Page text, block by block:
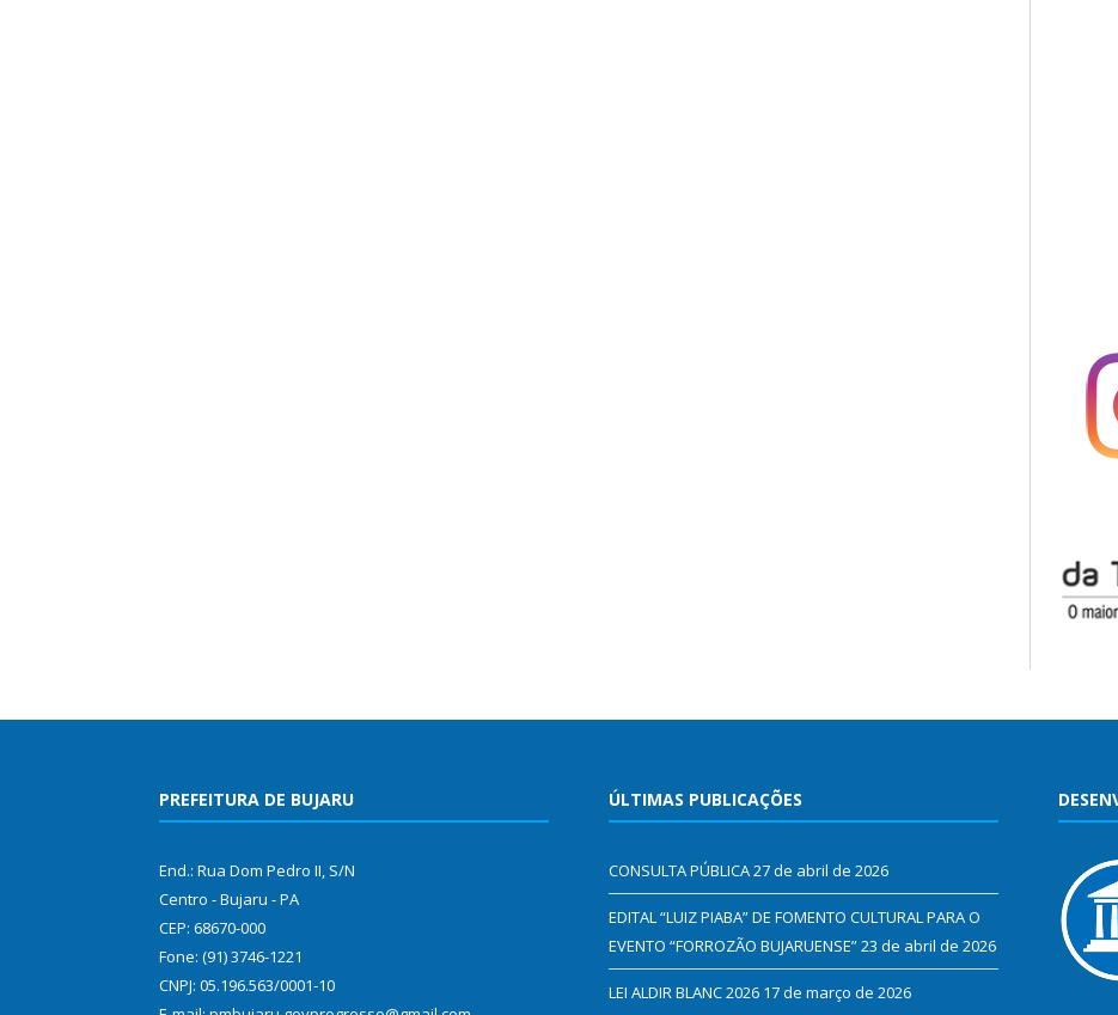
PREFEITURA DE BUJARU
End.: Rua Dom Pedro II, S/N
Centro - Bujaru - PA
CEP: 68670-000
Fone: (91) 3746-1221
CNPJ: 05.196.563/0001-10
ÚLTIMAS PUBLICAÇÕES
CONSULTA PÚBLICA27 de abril de 2026
EDITAL “LUIZ PIABA” DE FOMENTO CULTURAL PARA O
EVENTO “FORROZÃO BUJARUENSE”23 de abril de 2026
LEI ALDIR BLANC 2026 17 de março de 2026